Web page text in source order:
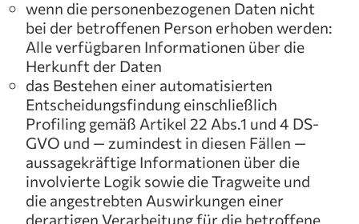
wenn die personenbezogenen Daten nicht
bei der betroffenen Person erhoben werden:
Alle verfügbaren Informationen über die
Herkunft der Daten
das Bestehen einer automatisierten
Entscheidungsfindung einschließlich
Profiling gemäß Artikel 22 Abs.1 und 4 DS-
GVO und — zumindest in diesen Fällen —
aussagekräftige Informationen über die
involvierte Logik sowie die Tragweite und
die angestrebten Auswirkungen einer
derartigen Verarbeitung für die betroffene